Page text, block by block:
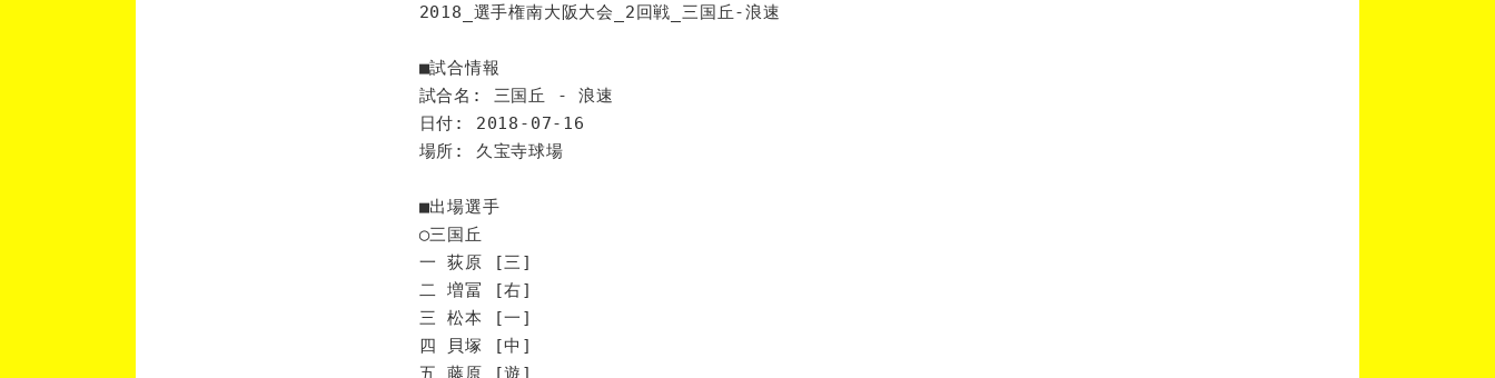
2018_選手権南大阪大会_2回戦_三国丘-浪速
■試合情報
試合名: 三国丘 - 浪速
日付: 2018-07-16
場所: 久宝寺球場
■出場選手
◯三国丘
一 荻原 [三]
二 増冨 [右]
三 松本 [一]
四 貝塚 [中]
五 藤原 [遊]